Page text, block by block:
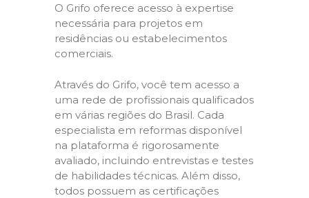
O Grifo oferece acesso à expertise
necessária para projetos em
residências ou estabelecimentos
comerciais.
Através do Grifo, você tem acesso a
uma rede de profissionais qualificados
em várias regiões do Brasil. Cada
especialista em reformas disponível
na plataforma é rigorosamente
avaliado, incluindo entrevistas e testes
de habilidades técnicas. Além disso,
todos possuem as certificações